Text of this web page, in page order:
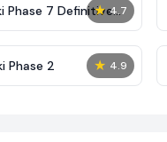
★ 4.7
Phase 7 Definitive
★ 4.9
Phase 2